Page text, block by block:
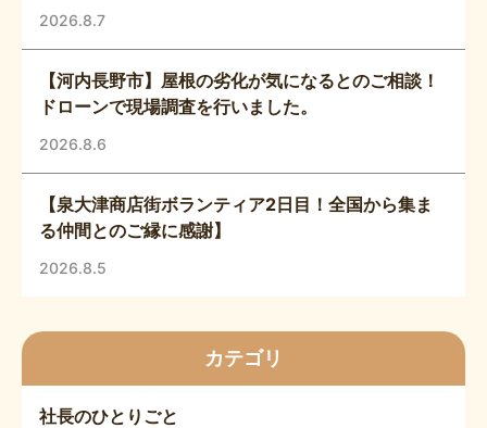
2026.8.7
【河内長野市】屋根の劣化が気になるとのご相談！
ドローンで現場調査を行いました。
2026.8.6
【泉大津商店街ボランティア2日目！全国から集ま
る仲間とのご縁に感謝】
2026.8.5
カテゴリ
社長のひとりごと